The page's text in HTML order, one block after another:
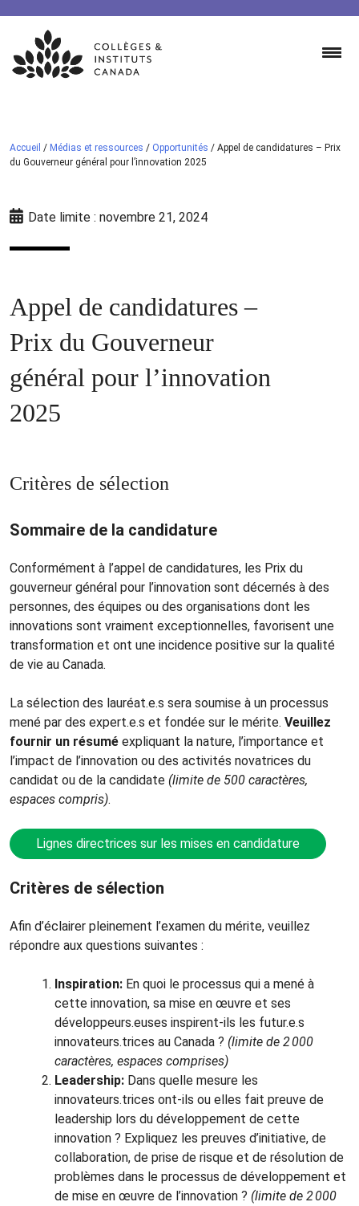
Skip
content
Accueil / Médias et ressources / Opportunités / Appel de candidatures – Prix
du Gouverneur général pour l’innovation 2025
Date limite : novembre 21, 2024
Appel de candidatures –
Prix du Gouverneur
général pour l’innovation
2025
Critères de sélection
Sommaire de la candidature
Conformément à l’appel de candidatures, les Prix du
gouverneur général pour l’innovation sont décernés à des
personnes, des équipes ou des organisations dont les
innovations sont vraiment exceptionnelles, favorisent une
transformation et ont une incidence positive sur la qualité
de vie au Canada.
La sélection des lauréat.e.s sera soumise à un processus
mené par des expert.e.s et fondée sur le mérite. Veuillez
fournir un résumé expliquant la nature, l’importance et
l’impact de l’innovation ou des activités novatrices du
candidat ou de la candidate (limite de 500 caractères,
espaces compris).
Lignes directrices sur les mises en candidature
Critères de sélection
Afin d’éclairer pleinement l’examen du mérite, veuillez
répondre aux questions suivantes :
Inspiration: En quoi le processus qui a mené à
cette innovation, sa mise en œuvre et ses
développeurs.euses inspirent-ils les futur.e.s
innovateurs.trices au Canada ? (limite de 2 000
caractères, espaces comprises)
Leadership: Dans quelle mesure les
innovateurs.trices ont-ils ou elles fait preuve de
leadership lors du développement de cette
innovation ? Expliquez les preuves d’initiative, de
collaboration, de prise de risque et de résolution de
problèmes dans le processus de développement et
de mise en œuvre de l’innovation ? (limite de 2 000